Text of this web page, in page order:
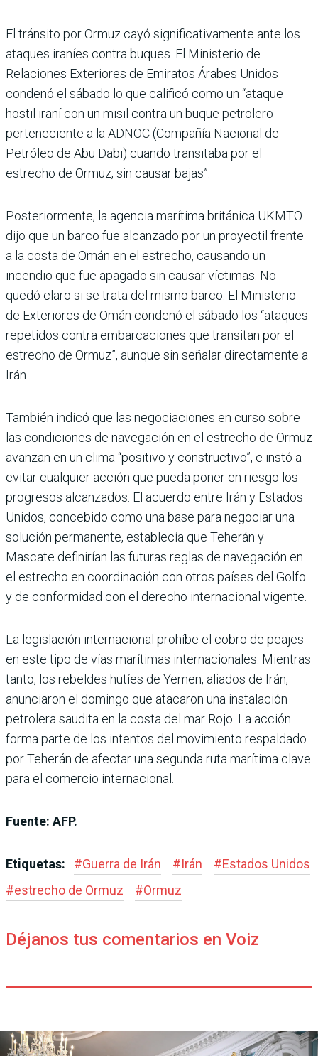
El tránsito por Ormuz cayó significativamente ante los
ataques iraníes contra buques. El Ministerio de
Relaciones Exteriores de Emiratos Árabes Unidos
condenó el sábado lo que calificó como un “ataque
hostil iraní con un misil contra un buque petrolero
perteneciente a la ADNOC (Compañía Nacional de
Petróleo de Abu Dabi) cuando transitaba por el
estrecho de Ormuz, sin causar bajas”.
Posteriormente, la agencia marítima británica UKMTO
dijo que un barco fue alcanzado por un proyectil frente
a la costa de Omán en el estrecho, causando un
incendio que fue apagado sin causar víctimas. No
quedó claro si se trata del mismo barco. El Ministerio
de Exteriores de Omán condenó el sábado los “ataques
repetidos contra embarcaciones que transitan por el
estrecho de Ormuz”, aunque sin señalar directamente a
Irán.
También indicó que las negociaciones en curso sobre
las condiciones de navegación en el estrecho de Ormuz
avanzan en un clima “positivo y constructivo”, e instó a
evitar cualquier acción que pueda poner en riesgo los
progresos alcanzados. El acuerdo entre Irán y Estados
Unidos, concebido como una base para negociar una
solución permanente, establecía que Teherán y
Mascate definirían las futuras reglas de navegación en
el estrecho en coordinación con otros países del Golfo
y de conformidad con el derecho internacional vigente.
La legislación internacional prohíbe el cobro de peajes
en este tipo de vías marítimas internacionales. Mientras
tanto, los rebeldes hutíes de Yemen, aliados de Irán,
anunciaron el domingo que atacaron una instalación
petrolera saudita en la costa del mar Rojo. La acción
forma parte de los intentos del movimiento respaldado
por Teherán de afectar una segunda ruta marítima clave
para el comercio internacional.
Fuente: AFP.
Etiquetas: #Guerra de Irán #Irán #Estados Unidos
#estrecho de Ormuz #Ormuz
Déjanos tus comentarios en Voiz